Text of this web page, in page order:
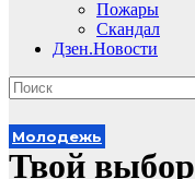
Пожары
Скандал
Дзен.Новости
Молодежь
Твой выбор